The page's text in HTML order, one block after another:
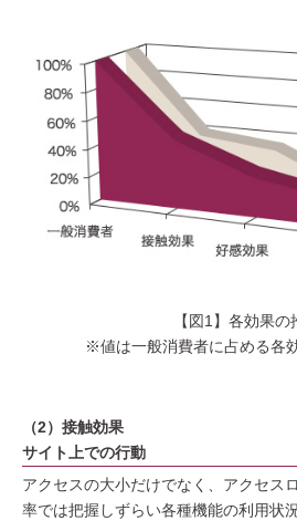
【図1】各効果の
※値は一般消費者に占める各
（2）接触効果
サイト上での行動
アクセスの大小だけでなく、アクセス
率では把握しずらい各種機能の利用状